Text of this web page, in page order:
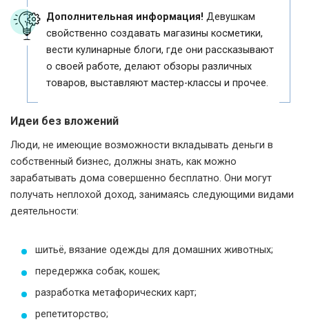
Дополнительная информация! Девушкам
свойственно создавать магазины косметики,
вести кулинарные блоги, где они рассказывают
о своей работе, делают обзоры различных
товаров, выставляют мастер-классы и прочее.
Идеи без вложений
Люди, не имеющие возможности вкладывать деньги в
собственный бизнес, должны знать, как можно
зарабатывать дома совершенно бесплатно. Они могут
получать неплохой доход, занимаясь следующими видами
деятельности:
шитьё, вязание одежды для домашних животных;
передержка собак, кошек;
разработка метафорических карт;
репетиторство;